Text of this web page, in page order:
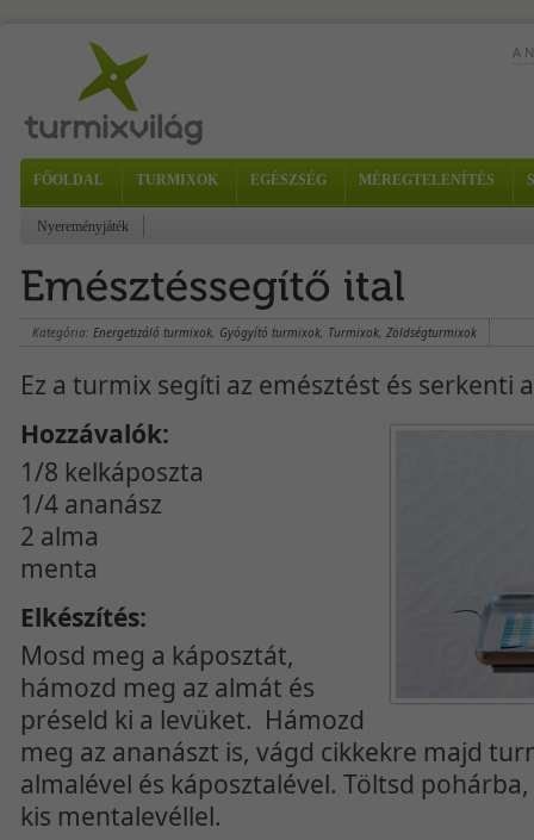
A
FŐOLDAL TURMIXOK EGÉSZSÉG MÉREGTELENÍTÉS
Nyereményjáték
Kategória: Energetizáló turmixok, Gyógyító turmixok, Turmixok, Zöldségturmixok
Ez a turmix segíti az emésztést és serkenti
Hozzávalók:
1/8 kelkáposzta
1/4 ananász
2 alma
menta
Elkészítés:
Mosd meg a káposztát,
hámozd meg az almát és
préseld ki a levüket. Hámozd
meg az ananászt is, vágd cikkekre majd
almalével és káposztalével. Töltsd
kis mentalevéllel.